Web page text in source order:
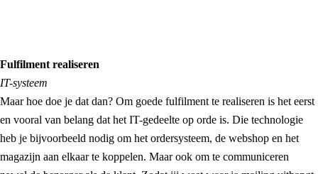
Fulfilment realiseren
IT-systeem
Maar hoe doe je dat dan? Om goede fulfilment te realiseren is het eerst
en vooral van belang dat het IT-gedeelte op orde is. Die technologie
heb je bijvoorbeeld nodig om het ordersysteem, de webshop en het
magazijn aan elkaar te koppelen. Maar ook om te communiceren